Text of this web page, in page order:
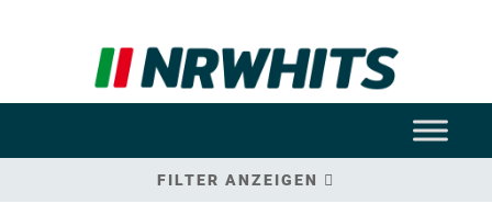
FILTER ANZEIGEN